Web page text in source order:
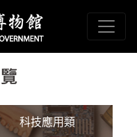
博物館